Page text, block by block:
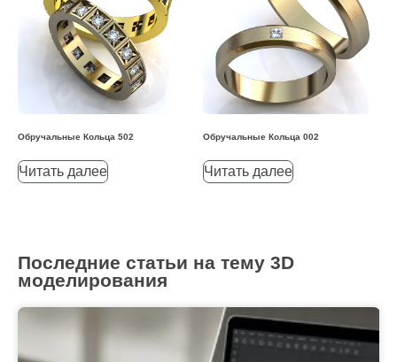
Обручальные Кольца 502
Читать далее
Обручальные Кольца 002
Читать далее
Последние статьи на тему 3D
моделирования